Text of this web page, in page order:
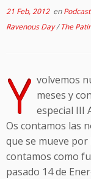
21 Feb, 2012enPodcast
Ravenous Day/The
Y volvemos
meses y
especial III
Os contamos las
que se mueve por
contamos como
pasado 14 de